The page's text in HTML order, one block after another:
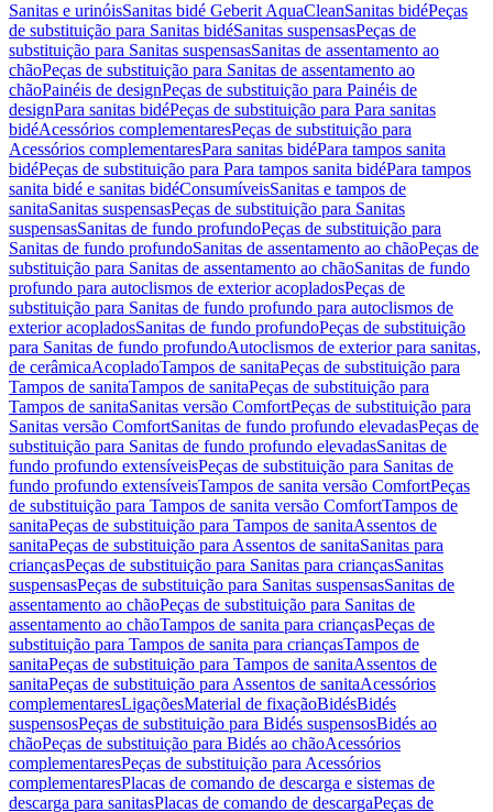
Sanitas e urinóisSanitas bidé Geberit AquaCleanSanitas bidéPeças
de substituição para Sanitas bidéSanitas suspensasPeças de
substituição para Sanitas suspensasSanitas de assentamento ao
chãoPeças de substituição para Sanitas de assentamento ao
chãoPainéis de designPeças de substituição para Painéis de
designPara sanitas bidéPeças de substituição para Para sanitas
bidéAcessórios complementaresPeças de substituição para
Acessórios complementaresPara sanitas bidéPara tampos sanita
bidéPeças de substituição para Para tampos sanita bidéPara tampos
sanita bidé e sanitas bidéConsumíveisSanitas e tampos de
sanitaSanitas suspensasPeças de substituição para Sanitas
suspensasSanitas de fundo profundoPeças de substituição para
Sanitas de fundo profundoSanitas de assentamento ao chãoPeças de
substituição para Sanitas de assentamento ao chãoSanitas de fundo
profundo para autoclismos de exterior acopladosPeças de
substituição para Sanitas de fundo profundo para autoclismos de
exterior acopladosSanitas de fundo profundoPeças de substituição
para Sanitas de fundo profundoAutoclismos de exterior para sanitas,
de cerâmicaAcopladoTampos de sanitaPeças de substituição para
Tampos de sanitaTampos de sanitaPeças de substituição para
Tampos de sanitaSanitas versão ComfortPeças de substituição para
Sanitas versão ComfortSanitas de fundo profundo elevadasPeças de
substituição para Sanitas de fundo profundo elevadasSanitas de
fundo profundo extensíveisPeças de substituição para Sanitas de
fundo profundo extensíveisTampos de sanita versão ComfortPeças
de substituição para Tampos de sanita versão ComfortTampos de
sanitaPeças de substituição para Tampos de sanitaAssentos de
sanitaPeças de substituição para Assentos de sanitaSanitas para
criançasPeças de substituição para Sanitas para criançasSanitas
suspensasPeças de substituição para Sanitas suspensasSanitas de
assentamento ao chãoPeças de substituição para Sanitas de
assentamento ao chãoTampos de sanita para criançasPeças de
substituição para Tampos de sanita para criançasTampos de
sanitaPeças de substituição para Tampos de sanitaAssentos de
sanitaPeças de substituição para Assentos de sanitaAcessórios
complementaresLigaçõesMaterial de fixaçãoBidésBidés
suspensosPeças de substituição para Bidés suspensosBidés ao
chãoPeças de substituição para Bidés ao chãoAcessórios
complementaresPeças de substituição para Acessórios
complementaresPlacas de comando de descarga e sistemas de
descarga para sanitasPlacas de comando de descargaPeças de